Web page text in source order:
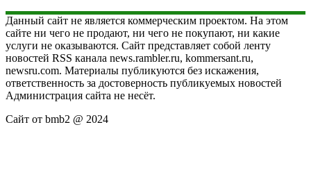
Данный сайт не является коммерческим проектом. На этом
сайте ни чего не продают, ни чего не покупают, ни какие
услуги не оказываются. Сайт представляет собой ленту
новостей RSS канала news.rambler.ru, kommersant.ru,
newsru.com. Материалы публикуются без искажения,
ответственность за достоверность публикуемых новостей
Администрация сайта не несёт.
Сайт от bmb2 @ 2024